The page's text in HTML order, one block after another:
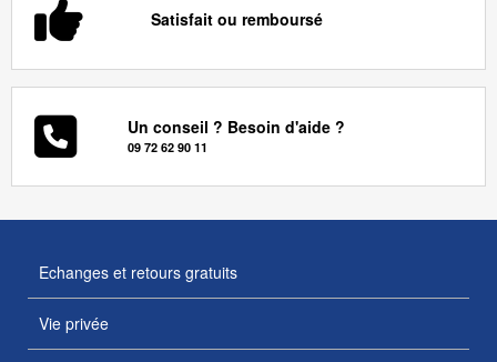
Satisfait ou remboursé
Un conseil ? Besoin d'aide ?
09 72 62 90 11
Echanges et retours gratuits
Vie privée